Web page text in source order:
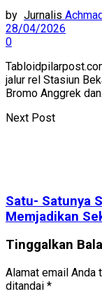
by
28/04/2026
0
jalur rel Stasiun
Bromo Anggrek
Next Post
Satu- Satunya
Memjadikan
Tinggalkan
Alamat email Anda
ditandai *